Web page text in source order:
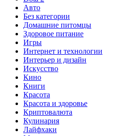
Авто
Без категории
Домашние питомцы
Здоровое питание
Игры
Интернет и технологии
Интерьер и дизайн
Искусство
Кино
Книги
Красота
Красота и здоровье
Криптовалюта
Кулинария
Лайфхаки